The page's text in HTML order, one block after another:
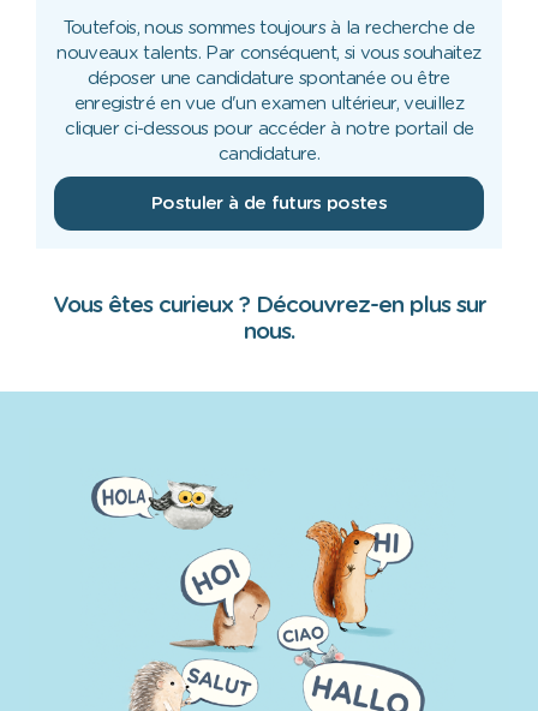
Toutefois, nous sommes toujours à la recherche de
nouveaux talents. Par conséquent, si vous souhaitez
déposer une candidature spontanée ou être
enregistré en vue d'un examen ultérieur, veuillez
cliquer ci-dessous pour accéder à notre portail de
candidature.
Postuler à de futurs postes
Vous êtes curieux ? Découvrez-en plus sur
nous.